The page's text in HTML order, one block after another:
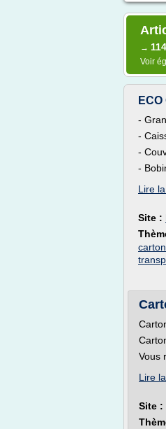
→
Voir
-
-
-
-
Lire
Site :
Vous
Lire
Site :